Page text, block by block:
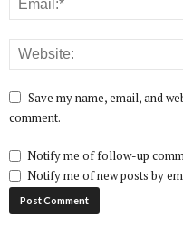
Save my name, email, and
comment.
Notify me of follow-up
Notify me of new posts by